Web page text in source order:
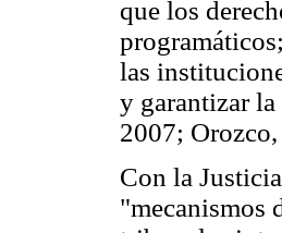
que los
las
y garantizar
2007;
Con la
"mecanismos